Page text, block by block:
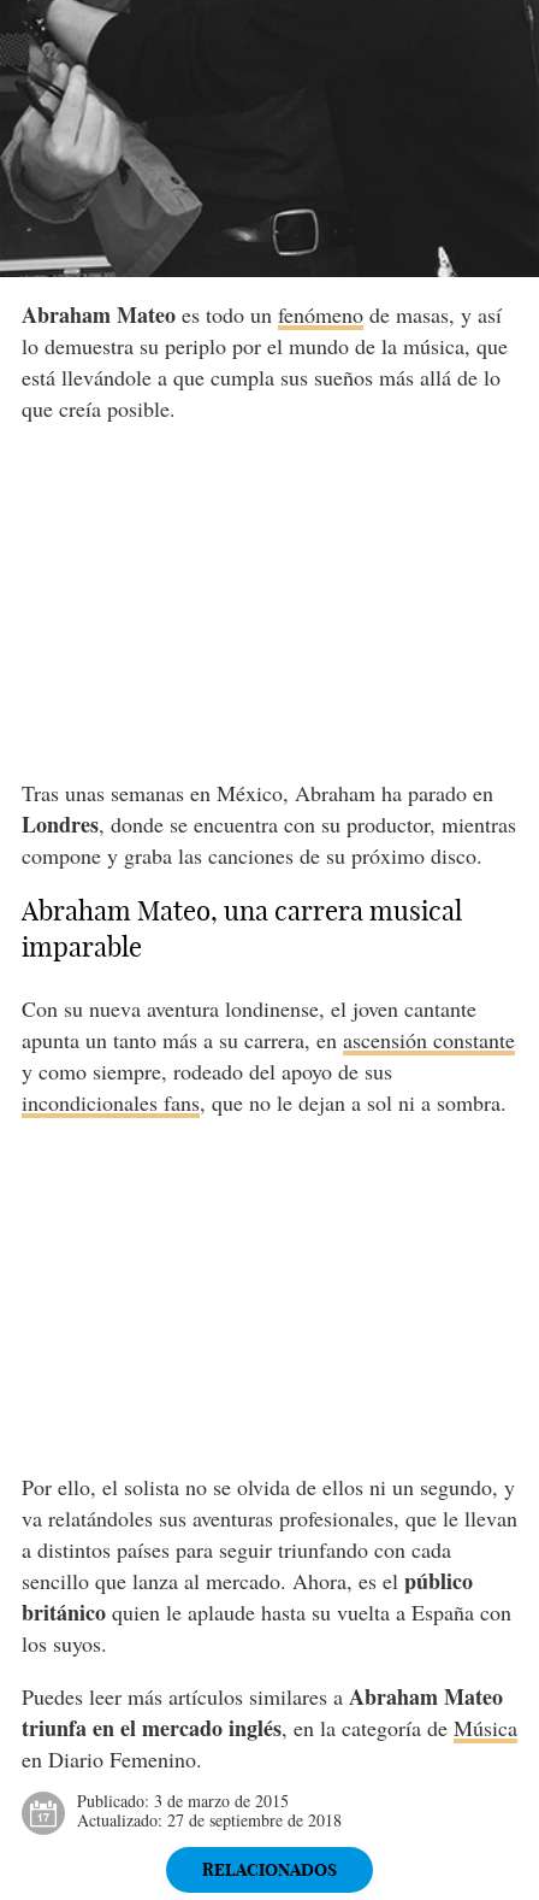
Abraham Mateoes todo un fenómenode masas, y así
lo demuestra su periplo por el mundo de la música, que
está llevándole a que cumpla sus sueños más allá de lo
que creía posible.
Tras unas semanas en México, Abraham ha parado en
Londres, donde se encuentra con su productor, mientras
compone y graba las canciones de su próximo disco.
Abraham Mateo, una carrera musical
imparable
Con su nueva aventura londinense, el joven cantante
apunta un tanto más a su carrera, en ascensión constante
y como siempre, rodeado del apoyo de sus
incondicionales fans, que no le dejan a sol ni a sombra.
Por ello, el solista no se olvida de ellos ni un segundo, y
va relatándoles sus aventuras profesionales, que le llevan
a distintos países para seguir triunfando con cada
sencillo que lanza al mercado. Ahora, es el público
británicoquien le aplaude hasta su vuelta a España con
los suyos.
Puedes leer más artículos similares a Abraham Mateo
triunfa en el mercado inglés, en la categoría de Música
en Diario Femenino.
Publicado: 3 de marzo de 2015
Actualizado: 27 de septiembre de 2018
RELACIONADOS